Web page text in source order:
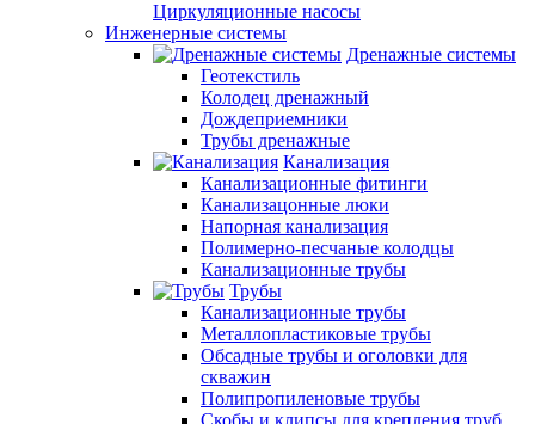
Циркуляционные насосы
Инженерные системы
Дренажные системы
Геотекстиль
Колодец дренажный
Дождеприемники
Трубы дренажные
Канализация
Канализационные фитинги
Канализацонные люки
Напорная канализация
Полимерно-песчаные колодцы
Канализационные трубы
Трубы
Канализационные трубы
Металлопластиковые трубы
Обсадные трубы и оголовки для
скважин
Полипропиленовые трубы
Скобы и клипсы для крепления труб